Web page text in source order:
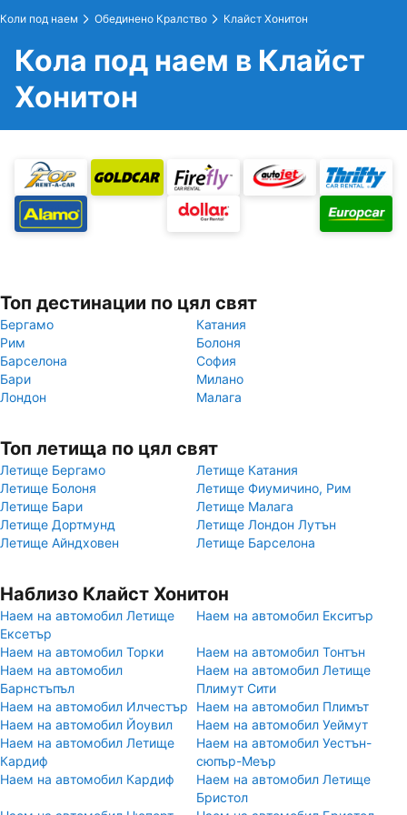
Коли под наем Обединено Кралство Клайст Хонитон
Кола под наем в Клайст
Хонитон
Топ дестинации по цял свят
Бергамо
Катания
Рим
Болоня
Барселона
София
Бари
Милано
Лондон
Малага
Топ летища по цял свят
Летище Бергамо
Летище Катания
Летище Болоня
Летище Фиумичино, Рим
Летище Бари
Летище Малага
Летище Дортмунд
Летище Лондон Лутън
Летище Айндховен
Летище Барселона
Наблизо Клайст Хонитон
Наем на автомобил Летище
Ексетър
Наем на автомобил Екситър
Наем на автомобил Торки
Наем на автомобил Тонтън
Наем на автомобил
Барнстъпъл
Наем на автомобил Летище
Плимут Сити
Наем на автомобил Илчестър
Наем на автомобил Плимът
Наем на автомобил Йоувил
Наем на автомобил Уеймут
Наем на автомобил Летище
Кардиф
Наем на автомобил Уестън-
сюпър-Меър
Наем на автомобил Кардиф
Наем на автомобил Летище
Бристол